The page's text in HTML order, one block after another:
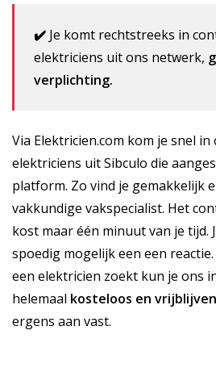
✔️ Je komt rechtstreeks in
elektriciens uit ons netwerk,
verplichting.
Via Elektricien.com kom je snel in
elektriciens uit Sibculo die
platform. Zo vind je gemakkelijk
vakkundige vakspecialist. Het
kost maar één minuut van je tijd.
spoedig mogelijk een een
een elektricien zoekt kun je ons
helemaal kosteloos en
ergens aan vast.